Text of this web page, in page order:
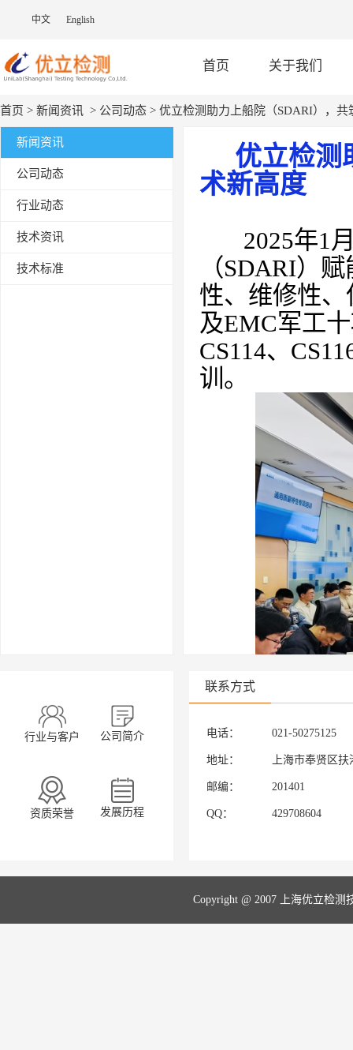
中文 English
关于我们
首页
首页 > 新闻资讯 > 公司动态 > 优立检测助力上船院（SDARI），共
新闻资讯
公司动态
行业动态
技术资讯
技术标准
优立检测
术新高度
2025年1
（SDARI）
性、维修性
及EMC军工
CS114、
训。
培训中，
凭借丰富经
要点及实验
念。结合船
SDARI的
此次培训不
在船舶设计
行业与客户 公司简介
资质荣誉 发展历程
联系方式
电话： 021-50275125
地址： 上海市奉贤区
邮编： 201401
QQ： 429708604
Copyright @ 2007 上海优立检测